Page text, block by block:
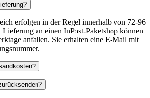
erfolgen in der Regel innerhalb von 72-96
Lieferung an einen InPost-Paketshop können
anfallen. Sie erhalten eine E-Mail mit